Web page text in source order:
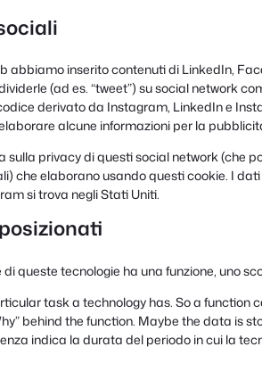
abbiamo inserito contenuti di LinkedIn,
(ad es. “tweet”) su social network
derivato da Instagram, LinkedIn e
alcune informazioni per la
sulla privacy di questi social network (che
che elaborano usando questi cookie. I
si trova negli Stati Uniti.
queste tecnologie ha una funzione, uno
task a technology has. So a function
behind the function. Maybe the data is
indica la durata del periodo in cui la